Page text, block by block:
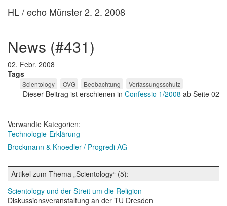
HL / echo Münster 2. 2. 2008
news (#431)
02. Febr. 2008
Tags
Scientology OVG Beobachtung Verfassungsschutz
Dieser Beitrag ist erschienen in Confessio 1/2008 ab Seite 02
Verwandte Kategorien:
Technologie-Erklärung
Brockmann & Knoedler / Progredi AG
Artikel zum Thema „Scientology“ (5):
Scientology und der Streit um die Religion
Diskussionsveranstaltung an der TU Dresden